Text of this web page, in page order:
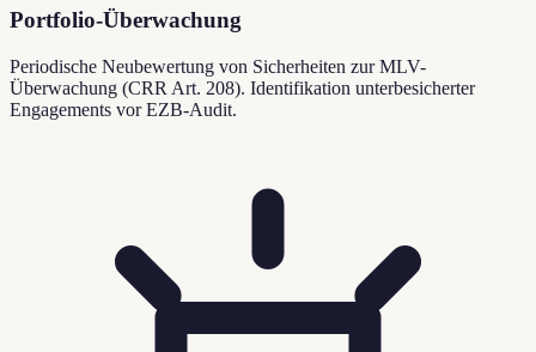
Portfolio-Überwachung
Periodische Neubewertung von Sicherheiten zur MLV-
Überwachung (CRR Art. 208). Identifikation unterbesicherter
Engagements vor EZB-Audit.